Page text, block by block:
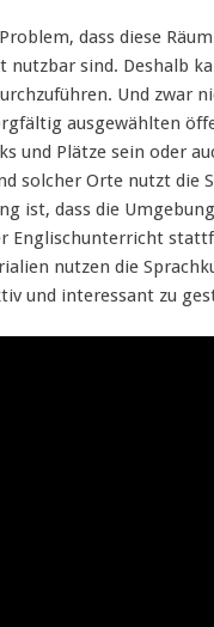
dass diese
sind. Deshalb
Und zwar
ausgewählten
und Plätze sein oder
solcher Orte nutzt die
ist, dass die
Englischunterricht
nutzen die
und interessant zu